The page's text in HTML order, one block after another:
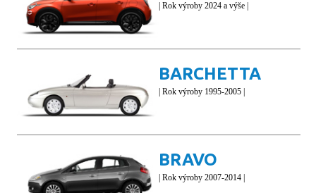
| Rok výroby 2024 a výše |
BARCHETTA
| Rok výroby 1995-2005 |
BRAVO
| Rok výroby 2007-2014 |